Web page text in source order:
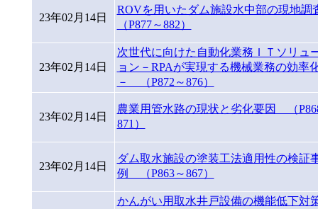
23年02月14日
ROVを用いたダム施設水中部の現地
（P877～882）
23年02月14日
次世代に向けた自動化業務ＩＴソリュ
ョン－RPAが実現する機械業務の効率
－ （P872～876）
23年02月14日
農業用管水路の現状と劣化要因 （
871）
23年02月14日
ダム取水施設の塗装工法適用性の検証
例 （P863～867）
かんがい用取水井戸設備の機能低下対